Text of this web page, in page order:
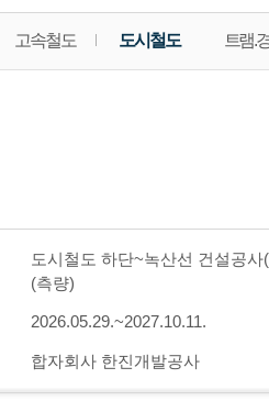
고속철도 도시철도 트램.
도시철도 하단~녹산선 건설공
(측량)
2026.05.29.~2027.10.11.
합자회사 한진개발공사